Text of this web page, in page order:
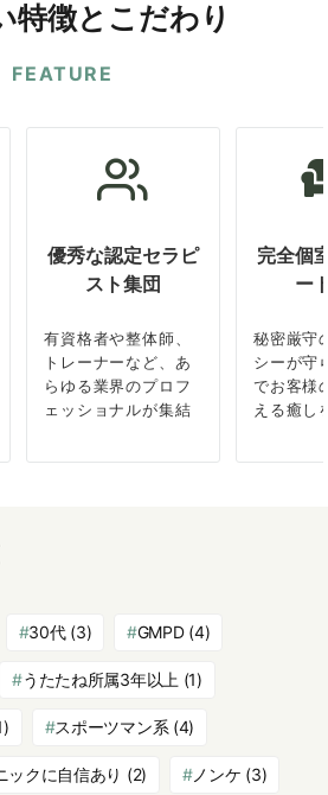
特徴とこだわり
FEATURE
優秀な認定セラピ
スト集団
有資格者や整体師、
トレーナーなど、あ
らゆる業界のプロフ
ェッショナルが集結
完全個
ー
秘密厳守
シーが守
でお客様
える癒し
30代(3) GMPD(4)
うたたね所属3年以上 (1)
スポーツマン系 (4)
ックに自信あり (2) ノンケ (3)